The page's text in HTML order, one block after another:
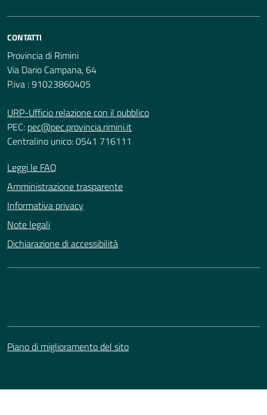
CONTATTI
Provincia di Rimini
Via Dario Campana, 64
P.iva : 91023860405
URP-Ufficio relazione con il pubblico
PEC: pec@pec.provincia.rimini.it
Centralino unico: 0541 716111
Leggi le FAQ
Amministrazione trasparente
Informativa privacy
Note legali
Dichiarazione di accessibilità
Piano di miglioramento del sito